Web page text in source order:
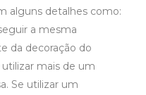
alguns detalhes como:
a mesma
da decoração do
mais de um
Se utilizar um